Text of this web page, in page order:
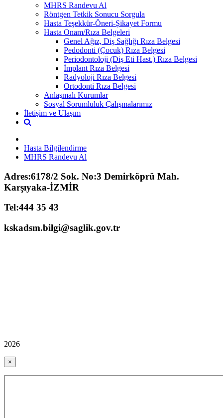
MHRS Randevu Al
Röntgen Tetkik Sonucu Sorgula
Hasta Teşekkür-Öneri-Şikayet Formu
Hasta Onam/Rıza Belgeleri
Genel Ağız, Diş Sağlığı Rıza Belgesi
Pedodonti (Çocuk) Rıza Belgesi
Periodontoloji (Diş Eti Hast.) Rıza Belgesi
İmplant Rıza Belgesi
Radyoloji Rıza Belgesi
Ortodonti Rıza Belgesi
Anlaşmalı Kurumlar
Sosyal Sorumluluk Çalışmalarımız
İletişim ve Ulaşım
Hasta Bilgilendirme
MHRS Randevu Al
Adres:6178/2 Sok. No:3 Demirköprü Mah.
Karşıyaka-İZMİR
Tel:444 35 43
kskadsm.bilgi@saglik.gov.tr
2026
×